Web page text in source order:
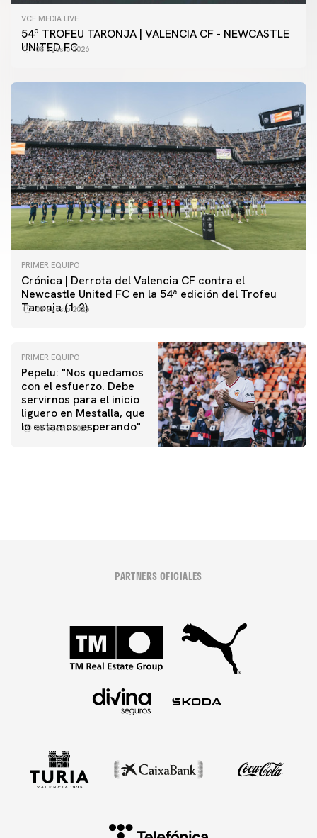
VCF MEDIA LIVE
54º TROFEU TARONJA | VALENCIA CF - NEWCASTLE
UNITED FC
08 agosto 2026
PRIMER EQUIPO
Crónica | Derrota del Valencia CF contra el
Newcastle United FC en la 54ª edición del Trofeu
Taronja (1-2)
08 agosto 2026
PRIMER EQUIPO
Pepelu: "Nos quedamos
con el esfuerzo. Debe
servirnos para el inicio
liguero en Mestalla, que
lo estamos esperando"
08 agosto 2026
PRIMER EQUIPO
Las fotos del Valencia CF-Newcastle United FC
PRIMER EQUIPO
MESTALLA 📍
PARTNERS OFICIALES